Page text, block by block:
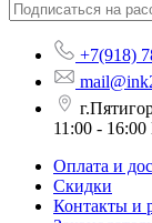
+7(918)
11:00 -
Оплата и
Скидки
Контакты и